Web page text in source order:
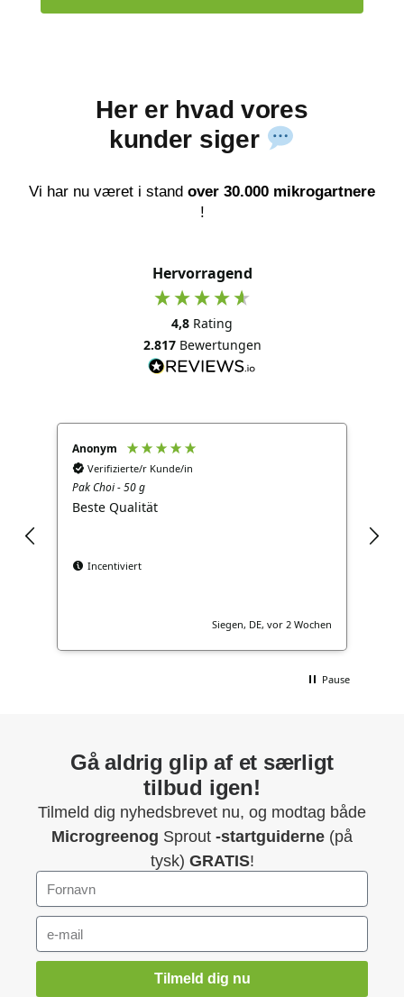
Her er hvad vores
kunder siger
Vi har nu været i stand over 30.000 mikrogartnere
!
Hervorragend
4,8 Rating
2.817 Bewertungen
Anonym
Verifizierte/r Kunde/in
Pak Choi - 50 g
Beste Qualität
Incentiviert
Siegen, DE, vor 2 Wochen
Pause
Gå aldrig glip af et særligt
tilbud igen!
Tilmeld dig nyhedsbrevet nu, og modtag både
Microgreenog Sprout -startguiderne (på
tysk) GRATIS!
Tilmeld dig nu